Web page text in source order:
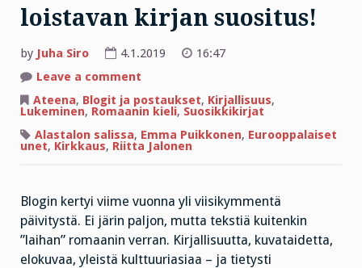
loistavan kirjan suositus!
by Juha Siro 4.1.2019
16:47
Leave a comment
jo
647
–
tuoreimpana
kahden
Ateena, Blogit ja postaukset, Kirjallisuus,
Lukeminen, Romaanin kieli, Suosikkikirjat
Alastalon salissa, Emma Puikkonen, Eurooppalaiset
unet, Kirkkaus, Riitta Jalonen
Blogin kertyi viime vuonna yli viisikymmentä
päivitystä. Ei järin paljon, mutta tekstiä kuitenkin
”laihan” romaanin verran. Kirjallisuutta, kuvataidetta,
elokuvaa, yleistä kulttuuriasiaa – ja tietysti